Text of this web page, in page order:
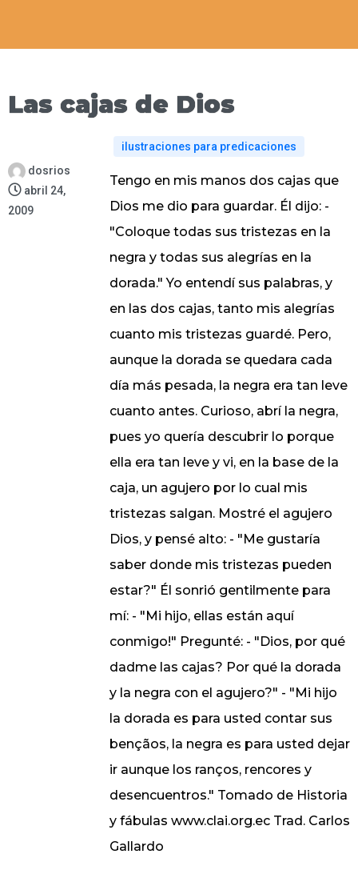
Las cajas de Dios
dosrios
abril 24,
2009
ilustraciones para predicaciones
Tengo en mis manos dos cajas que
Dios me dio para guardar. Él dijo: -
"Coloque todas sus tristezas en la
negra y todas sus alegrías en la
dorada." Yo entendí sus palabras, y
en las dos cajas, tanto mis alegrías
cuanto mis tristezas guardé. Pero,
aunque la dorada se quedara cada
día más pesada, la negra era tan leve
cuanto antes. Curioso, abrí la negra,
pues yo quería descubrir lo porque
ella era tan leve y vi, en la base de la
caja, un agujero por lo cual mis
tristezas salgan. Mostré el agujero
Dios, y pensé alto: - "Me gustaría
saber donde mis tristezas pueden
estar?" Él sonrió gentilmente para
mí: - "Mi hijo, ellas están aquí
conmigo!" Pregunté: - "Dios, por qué
dadme las cajas? Por qué la dorada
y la negra con el agujero?" - "Mi hijo
la dorada es para usted contar sus
bençãos, la negra es para usted dejar
ir aunque los ranços, rencores y
desencuentros." Tomado de Historia
y fábulas www.clai.org.ec Trad. Carlos
Gallardo